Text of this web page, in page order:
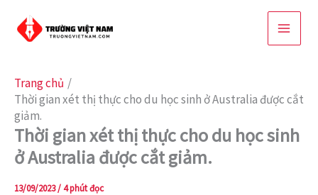
Trang chủ
Thời gian xét thị thực cho du học sinh ở Australia được cắt
giảm.
Thời gian xét thị thực cho du học sinh
ở Australia được cắt giảm.
13/09/2023/4 phút đọc